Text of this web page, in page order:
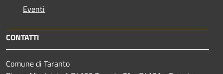
Eventi
CONTATTI
Comune di Taranto